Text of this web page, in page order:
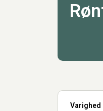
Varighed